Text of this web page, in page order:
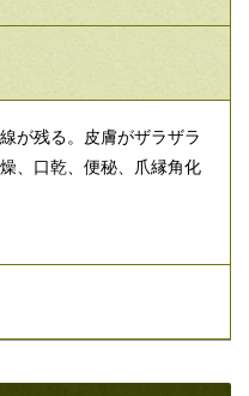
が残る。皮膚がザラザラ
、口乾、便秘、爪縁角化